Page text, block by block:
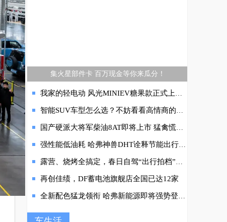
集火星部件卡 百万现金等你来瓜分！
我家的轻电动 风光MINIEV糖果款正式上市售价3.96-5.56万
智能SUV车型怎么选？不妨看看高情商的学霸车型
国产硬派大将军柴油8AT即将上市 猛禽慌得一匹
强性能低油耗 哈弗神兽DHT诠释节能出行最优解
露营、烧烤全搞定，春日自驾“出行拍档”原来是TA
再创佳绩，DF蓄电池旗舰店全国已达12家
全新配色猛龙领衔 哈弗新能源即将强势登陆广州车展